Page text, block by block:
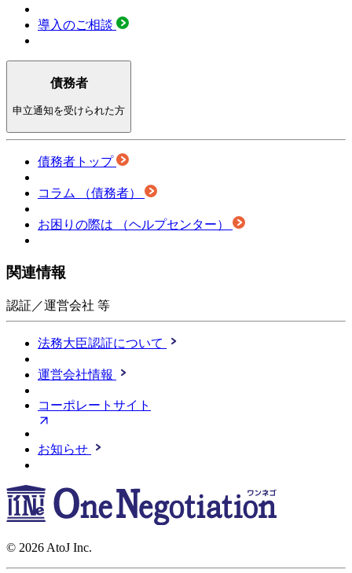
導入のご相談
債務者
申立通知を受けられた方
債務者トップ
コラム （債務者）
お困りの際は （ヘルプセンター）
関連情報
認証／運営会社 等
法務大臣認証について
運営会社情報
コーポレートサイト
お知らせ
© 2026 AtoJ Inc.